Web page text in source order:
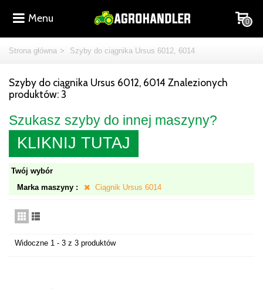
Menu 0
Strona główna > Szyby do ciągnika Ursus 6012, 6014
Szyby do ciągnika Ursus 6012, 6014 Znalezionych
produktów: 3
Szukasz szyby do innej maszyny?
KLIKNIJ TUTAJ
Twój wybór
Marka maszyny :
Ciągnik Ursus 6014
Widoczne 1 - 3 z 3 produktów